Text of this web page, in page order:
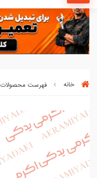
خانه فهرست محصولات